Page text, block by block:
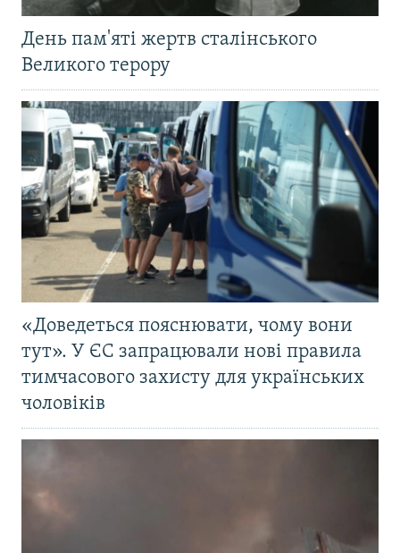
День пам'яті жертв сталінського
Великого терору
«Доведеться пояснювати, чому вони
тут». У ЄС запрацювали нові правила
тимчасового захисту для українських
чоловіків